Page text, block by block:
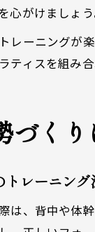
心がけましょう
レーニング
ティスを組み
づく
トレーニング
は、背中や体